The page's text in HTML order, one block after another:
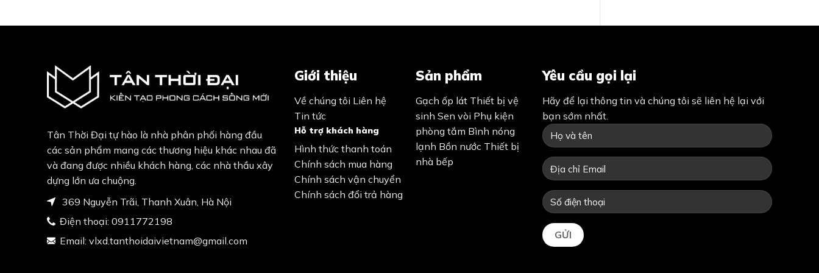
Tân Thời Đại tự hào là nhà phân phối hàng đầu
các sản phẩm mang các thương hiệu khác nhau đã
và đang được nhiều khách hàng, các nhà thầu xây
dựng lớn ưa chuộng.
369 Nguyễn Trãi, Thanh Xuân, Hà Nội
Điện thoại: 0911772198
Email: vlxd.tanthoidaivietnam@gmail.com
Giới thiệu
Về chúng tôi Liên hệ
Tin tức
Hỗ trợ khách hàng
Hình thức thanh toán
Chính sách mua hàng
Chính sách vận chuyển
Chính sách đổi trả hàng
Sản phẩm
Gạch ốp lát Thiết bị vệ
sinh Sen vòi Phụ kiện
phòng tắm Bình nóng
lạnh Bồn nước Thiết bị
nhà bếp
Yêu cầu gọi lại
Hãy để lại thông tin và chúng tôi sẽ liên hệ lại với
bạn sớm nhất.